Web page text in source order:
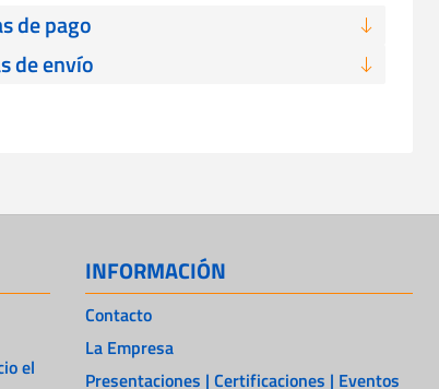
de pago
de envío
el
INFORMACIÓN
Contacto
La Empresa
Presentaciones | Certificaciones | Eventos